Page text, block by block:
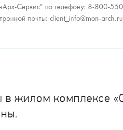
Сервис" по телефону: 8-800-
почты: client_info@mon-
в жилом комплексе